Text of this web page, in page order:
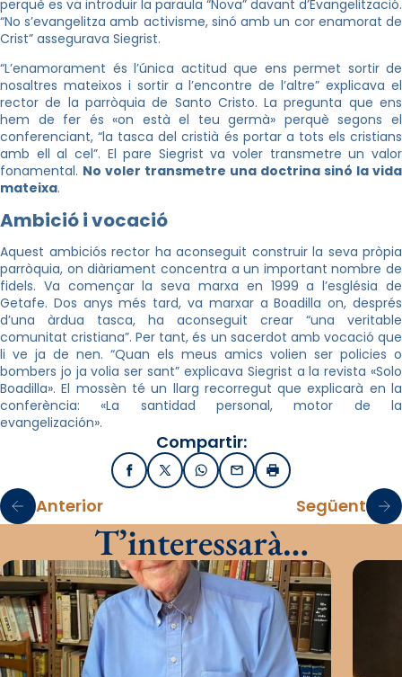
perquè es va introduir la paraula “Nova” davant d’Evangelització.
“No s’evangelitza amb activisme, sinó amb un cor enamorat de
Crist” assegurava Siegrist.
“L’enamorament és l’única actitud que ens permet sortir de
nosaltres mateixos i sortir a l’encontre de l’altre” explicava el
rector de la parròquia de Santo Cristo. La pregunta que ens
hem de fer és «on està el teu germà» perquè segons el
conferenciant, “la tasca del cristià és portar a tots els cristians
amb ell al cel”. El pare Siegrist va voler transmetre un valor
fonamental. No voler transmetre una doctrina sinó la vida
mateixa.
Ambició i vocació
Aquest ambiciós rector ha aconseguit construir la seva pròpia
parròquia, on diàriament concentra a un important nombre de
fidels. Va començar la seva marxa en 1999 a l’església de
Getafe. Dos anys més tard, va marxar a Boadilla on, després
d’una àrdua tasca, ha aconseguit crear “una veritable
comunitat cristiana”. Per tant, és un sacerdot amb vocació que
li ve ja de nen. “Quan els meus amics volien ser policies o
bombers jo ja volia ser sant” explicava Siegrist a la revista «Solo
Boadilla». El mossèn té un llarg recorregut que explicarà en la
conferència: «La santidad personal, motor de la
evangelización».
Compartir:
FacebookX / TwitterWhatsApp
EmailImprimir
Anterior Següent
T’interessarà…